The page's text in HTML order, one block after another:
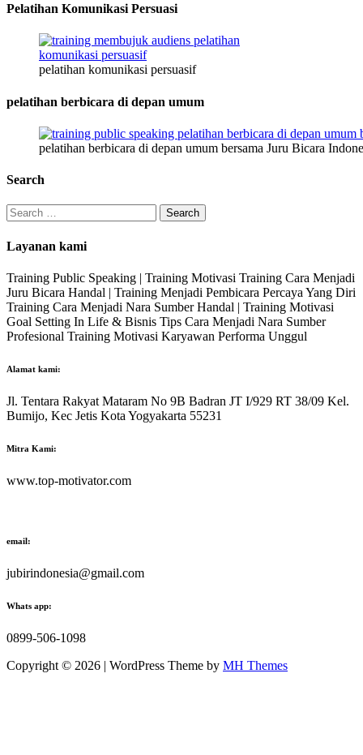
Pelatihan Komunikasi Persuasi
pelatihan komunikasi persuasif
pelatihan berbicara di depan umum
pelatihan berbicara di depan umum bersama Juru Bicara
Search
Search
for:
Layanan kami
Training Public Speaking | Training Motivasi Training Cara Menjadi
Juru Bicara Handal | Training Menjadi Pembicara Percaya Yang Diri
Training Cara Menjadi Nara Sumber Handal | Training Motivasi
Goal Setting In Life & Bisnis Tips Cara Menjadi Nara Sumber
Profesional Training Motivasi Karyawan Performa Unggul
Alamat kami:
Jl. Tentara Rakyat Mataram No 9B Badran JT I/929 RT 38/09 Kel.
Bumijo, Kec Jetis Kota Yogyakarta 55231
Mitra Kami:
www.top-motivator.com
email:
jubirindonesia@gmail.com
Whats app:
0899-506-1098
Copyright © 2026 | WordPress Theme by MH Themes